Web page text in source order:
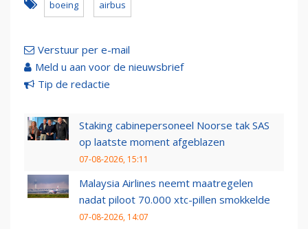
boeing airbus
Verstuur per e-mail
Meld u aan voor de nieuwsbrief
Tip de redactie
Staking cabinepersoneel Noorse tak SAS
op laatste moment afgeblazen
07-08-2026, 15:11
Malaysia Airlines neemt maatregelen
nadat piloot 70.000 xtc-pillen smokkelde
07-08-2026, 14:07